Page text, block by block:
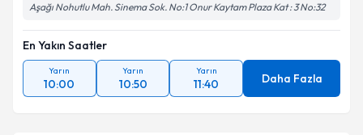
Aşağı Nohutlu Mah. Sinema Sok. No:1 Onur Kaytam Plaza Kat : 3 No:32
En Yakın Saatler
Yarın
10:00
Yarın
10:50
Yarın
11:40 Daha Fazla